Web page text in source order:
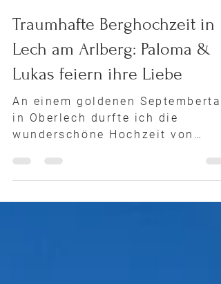
Franci Leoncio
3 Min. Lesezeit
Traumhafte Berghochzeit in
Lech am Arlberg: Paloma &
Lukas feiern ihre Liebe
An einem goldenen
in Oberlech durfte ich die
wunderschöne Hochzeit von